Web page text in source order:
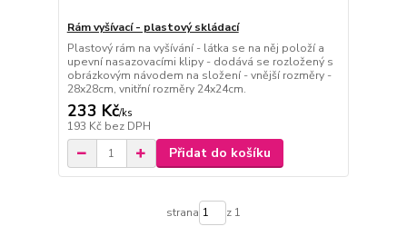
Rám vyšívací - plastový skládací
Plastový rám na vyšívání - látka se na něj položí a
upevní nasazovacími klipy - dodává se rozložený s
obrázkovým návodem na složení - vnější rozměry -
28x28cm, vnitřní rozměry 24x24cm.
233 Kč/ks
193 Kč bez DPH
Přidat do košíku
strana z 1